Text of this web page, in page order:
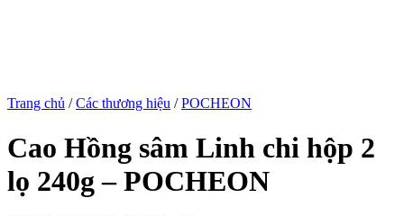
Trang chủ / Các thương hiệu / POCHEON
Cao Hồng sâm Linh chi hộp 2
lọ 240g – POCHEON